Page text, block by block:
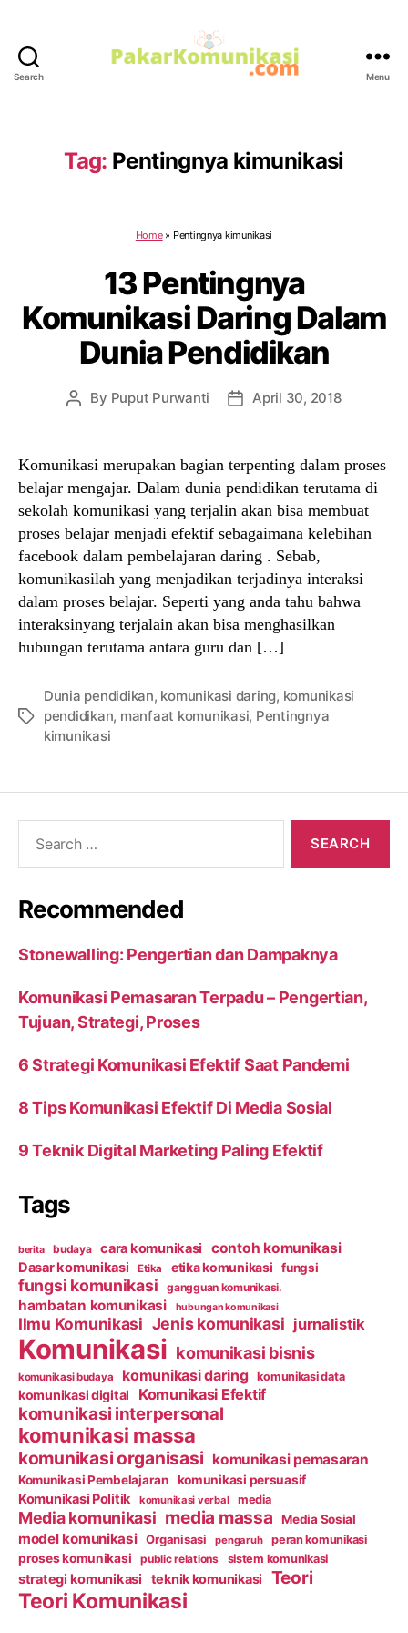
Search Menu
Tag: Pentingnya kimunikasi
Home» Pentingnya kimunikasi
13 Pentingnya
Komunikasi Daring Dalam
Dunia Pendidikan
Post
By Puput Purwanti
PostApril 30, 2018
Komunikasi merupakan bagian terpenting dalam proses
belajar mengajar. Dalam dunia pendidikan terutama di
sekolah komunikasi yang terjalin akan bisa membuat
proses belajar menjadi efektif sebagaimana kelebihan
facebook dalam pembelajaran daring . Sebab,
komunikasilah yang menjadikan terjadinya interaksi
dalam proses belajar. Seperti yang anda tahu bahwa
interaksinyang terjalain akan bisa menghasilkan
hubungan terutama antara guru dan […]
Tags
Dunia pendidikan, komunikasi daring, komunikasi
pendidikan, manfaat komunikasi, Pentingnya
kimunikasi
Recommended
Stonewalling: Pengertian dan Dampaknya
Komunikasi Pemasaran Terpadu – Pengertian,
Tujuan, Strategi, Proses
6 Strategi Komunikasi Efektif Saat Pandemi
8 Tips Komunikasi Efektif Di Media Sosial
9 Teknik Digital Marketing Paling Efektif
Tags
berita budaya cara komunikasi contoh komunikasi
Dasar komunikasi Etika etika komunikasi fungsi
fungsi komunikasi gangguan komunikasi.
hambatan komunikasi hubungan komunikasi
Ilmu Komunikasi Jenis komunikasi jurnalistik
Komunikasi komunikasi bisnis
komunikasi budaya komunikasi daring komunikasi data
komunikasi digital Komunikasi Efektif
komunikasi interpersonal
komunikasi massa
komunikasi organisasi komunikasi pemasaran
Komunikasi Pembelajaran komunikasi persuasif
Komunikasi Politik komunikasi verbal media
Media komunikasi media massa Media Sosial
model komunikasi Organisasi pengaruh peran komunikasi
proses komunikasi public relations sistem komunikasi
strategi komunikasi teknik komunikasi Teori
Teori Komunikasi